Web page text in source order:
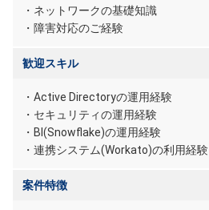
・ネットワークの基礎知識
・障害対応のご経験
歓迎スキル
・Active Directoryの運用経験
・セキュリティの運用経験
・BI(Snowflake)の運用経験
・連携システム(Workato)の利用経験
案件特徴